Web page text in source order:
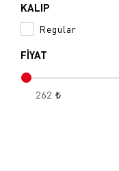
KALIP
Regular
FİYAT
262 ₺